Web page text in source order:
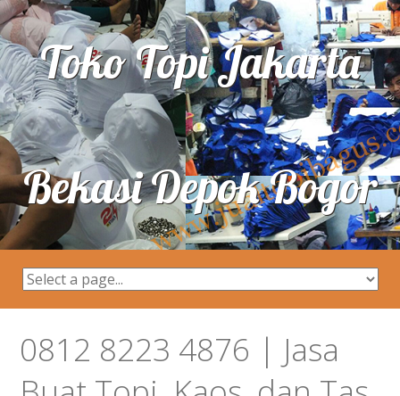
Toko Topi Jakarta
Bekasi Depok Bogor
0812 8223 4876 | Jasa